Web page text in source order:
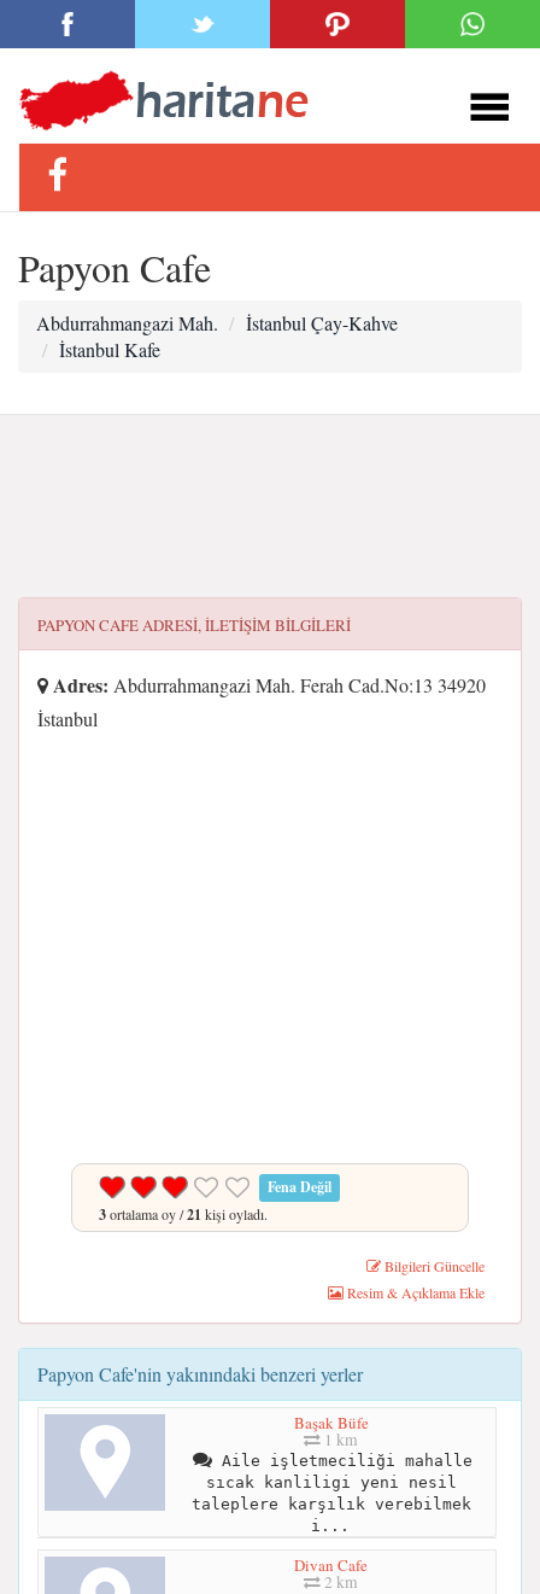
Papyon Cafe
Abdurrahmangazi Mah.
İstanbul Çay-Kahve
İstanbul Kafe
PAPYON CAFEADRESI, ILETIŞIM BILGILERI
Adres: Abdurrahmangazi Mah. Ferah Cad.No:13 34920
İstanbul
Fena Değil
3ortalama oy /21 kişi oyladı.
Bilgileri Güncelle
Resim & Açıklama Ekle
Papyon Cafe'nin yakınındaki benzeri yerler
Başak Büfe
1 km
Aile işletmeciliği mahalle
sıcak kanliligi yeni nesil
taleplere karşılık verebilmek
i...
Divan Cafe
2 km